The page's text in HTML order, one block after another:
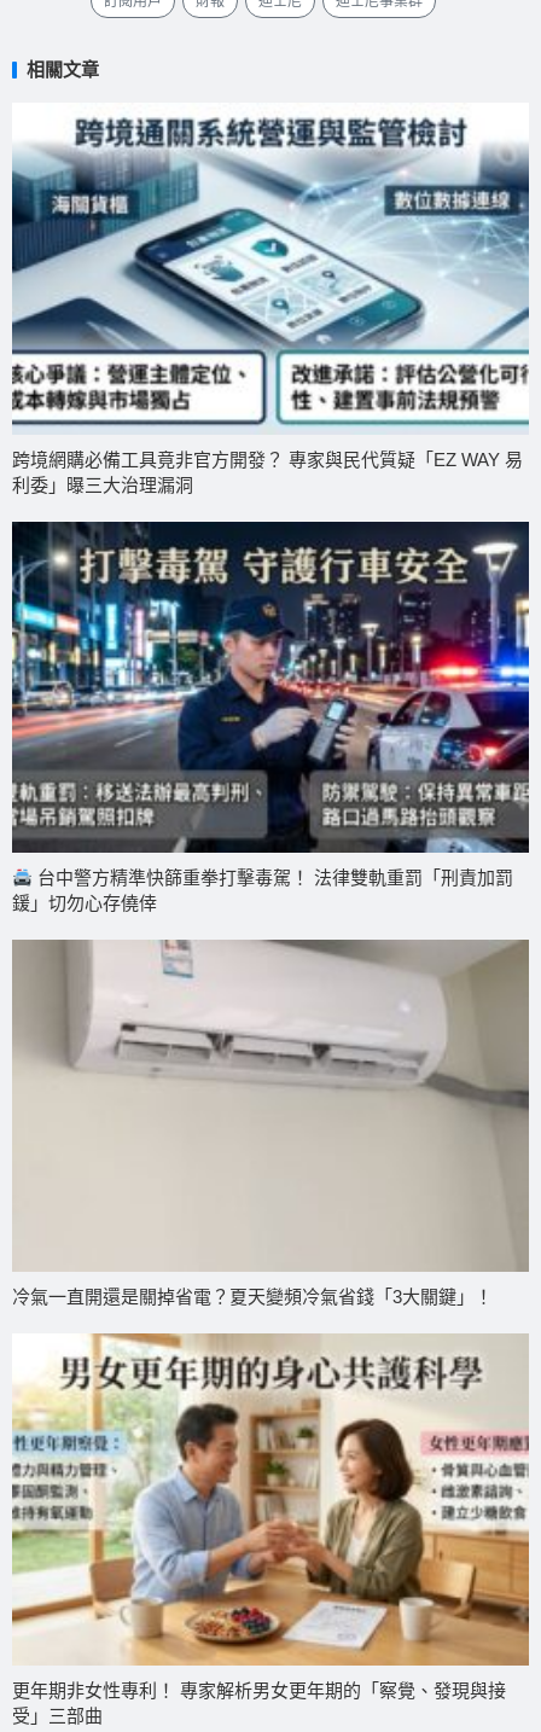
相關文章
跨境網購必備工具竟非官方開發？ 專家與民代質疑「EZ WAY 易
利委」曝三大治理漏洞
台中警方精準快篩重拳打擊毒駕！ 法律雙軌重罰「刑責加罰
鍰」切勿心存僥倖
冷氣一直開還是關掉省電？夏天變頻冷氣省錢「3大關鍵」！
更年期非女性專利！ 專家解析男女更年期的「察覺、發現與接
受」三部曲